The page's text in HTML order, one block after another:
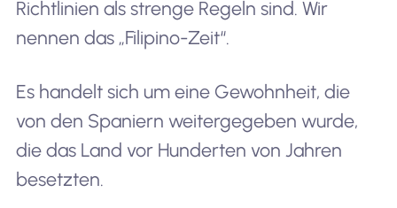
Richtlinien als strenge Regeln sind. Wir
nennen das „Filipino-Zeit“.
Es handelt sich um eine Gewohnheit, die
von den Spaniern weitergegeben wurde,
die das Land vor Hunderten von Jahren
besetzten.